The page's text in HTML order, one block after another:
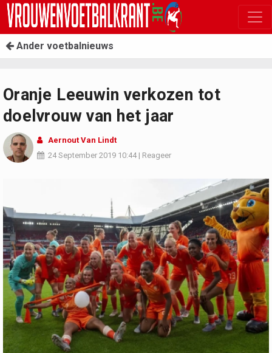
Ander voetbalnieuws
Oranje Leeuwin verkozen tot
doelvrouw van het jaar
Aernout Van Lindt
24 September 2019 10:44| Reageer